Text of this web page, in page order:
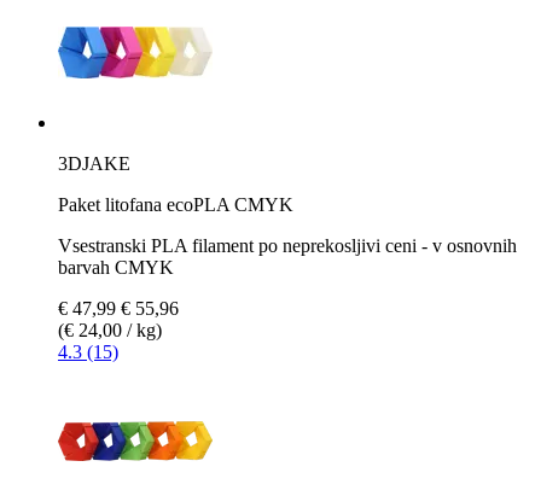
3DJAKE
Paket litofana ecoPLA CMYK
Vsestranski PLA filament po neprekosljivi ceni - v osnovnih
barvah CMYK
€ 47,99 € 55,96
(€ 24,00 / kg)
4.3 (15)